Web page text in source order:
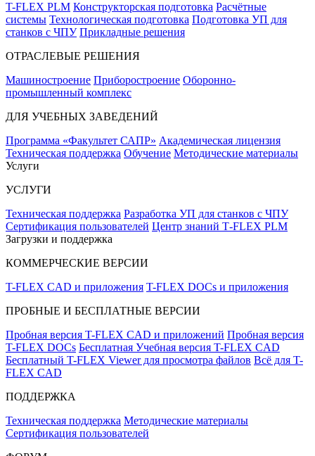
T-FLEX PLM Конструкторская подготовка Расчётные
системы Технологическая подготовка Подготовка УП для
станков с ЧПУ Прикладные решения
ОТРАСЛЕВЫЕ РЕШЕНИЯ
Машиностроение Приборостроение Оборонно-
промышленный комплекс
ДЛЯ УЧЕБНЫХ ЗАВЕДЕНИЙ
Программа «Факультет САПР» Академическая лицензия
Техническая поддержка Обучение Методические материалы
Услуги
УСЛУГИ
Техническая поддержка Разработка УП для станков с ЧПУ
Сертификация пользователей Центр знаний T‑FLEX PLM
Загрузки и поддержка
КОММЕРЧЕСКИЕ ВЕРСИИ
T-FLEX CAD и приложения T-FLEX DOCs и приложения
ПРОБНЫЕ И БЕСПЛАТНЫЕ ВЕРСИИ
Пробная версия T-FLEX CAD и приложений Пробная версия
T-FLEX DOCs Бесплатная Учебная версия T-FLEX CAD
Бесплатный T-FLEX Viewer для просмотра файлов Всё для T-
FLEX CAD
ПОДДЕРЖКА
Техническая поддержка Методические материалы
Сертификация пользователей